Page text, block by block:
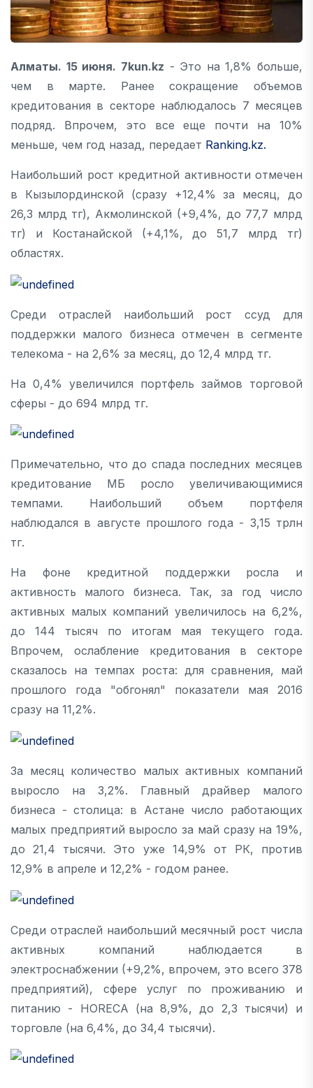
Алматы. 15 июня. 7kun.kz - Это на 1,8% больше,
чем в марте. Ранее сокращение объемов
кредитования в секторе наблюдалось 7 месяцев
подряд. Впрочем, это все еще почти на 10%
меньше, чем год назад, передает Ranking.kz.
Наибольший рост кредитной активности отмечен
в Кызылординской (сразу +12,4% за месяц, до
26,3 млрд тг), Акмолинской (+9,4%, до 77,7 млрд
тг) и Костанайской (+4,1%, до 51,7 млрд тг)
областях.
Среди отраслей наибольший рост ссуд для
поддержки малого бизнеса отмечен в сегменте
телекома - на 2,6% за месяц, до 12,4 млрд тг.
На 0,4% увеличился портфель займов торговой
сферы - до 694 млрд тг.
Примечательно, что до спада последних месяцев
кредитование МБ росло увеличивающимися
темпами. Наибольший объем портфеля
наблюдался в августе прошлого года - 3,15 трлн
тг.
На фоне кредитной поддержки росла и
активность малого бизнеса. Так, за год число
активных малых компаний увеличилось на 6,2%,
до 144 тысяч по итогам мая текущего года.
Впрочем, ослабление кредитования в секторе
сказалось на темпах роста: для сравнения, май
прошлого года "обгонял" показатели мая 2016
сразу на 11,2%.
За месяц количество малых активных компаний
выросло на 3,2%. Главный драйвер малого
бизнеса - столица: в Астане число работающих
малых предприятий выросло за май сразу на 19%,
до 21,4 тысячи. Это уже 14,9% от РК, против
12,9% в апреле и 12,2% - годом ранее.
Среди отраслей наибольший месячный рост числа
активных компаний наблюдается в
электроснабжении (+9,2%, впрочем, это всего 378
предприятий), сфере услуг по проживанию и
питанию - HORECA (на 8,9%, до 2,3 тысячи) и
торговле (на 6,4%, до 34,4 тысячи).